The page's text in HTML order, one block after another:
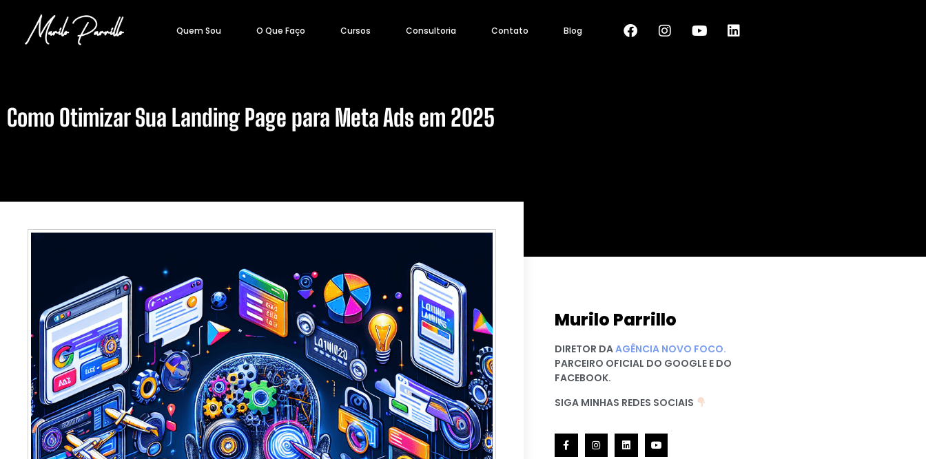
Quem Sou O Que Faço Cursos Consultoria Contato Blog
Como Otimizar Sua Landing Page para Meta Ads em 2025
Murilo Parrillo
DIRETOR DAAGÊNCIA NOVO FOCO.
PARCEIRO OFICIAL DO GOOGLE E DO
FACEBOOK.
SIGA MINHAS REDES SOCIAIS